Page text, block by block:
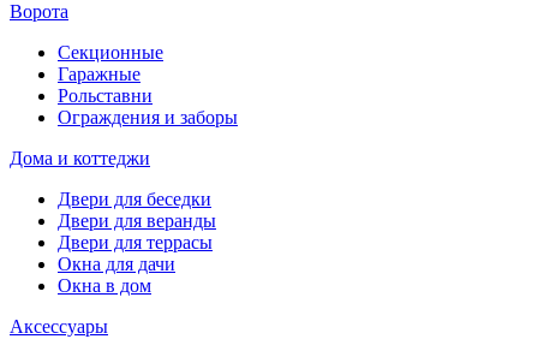
Ворота
Секционные
Гаражные
Рольставни
Ограждения и заборы
Дома и коттеджи
Двери для беседки
Двери для веранды
Двери для террасы
Окна для дачи
Окна в дом
Аксессуары